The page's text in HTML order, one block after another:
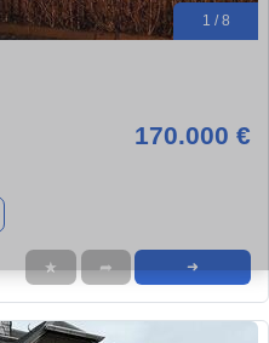
1 / 8
170.000 €
★ ➦ ➜